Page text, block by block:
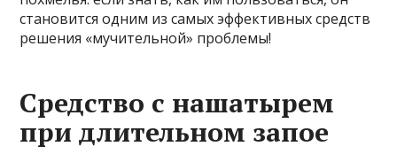
становится одним из самых эффективных средств
решения «мучительной» проблемы!
Средство с нашатырем
при длительном запое